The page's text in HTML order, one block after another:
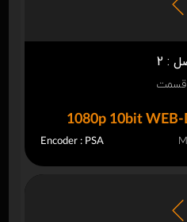
: 2
قسمت
1080p 10bit WEB-
Encoder : PSA